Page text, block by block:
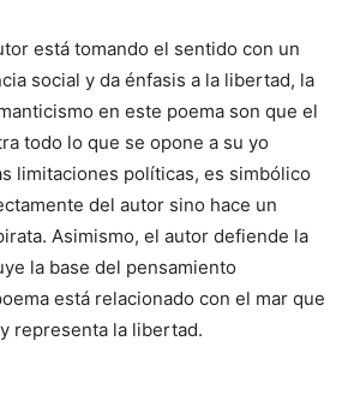
está tomando el sentido con un
social y da énfasis a la libertad, la
en este poema son que el
todo lo que se opone a su yo
limitaciones políticas, es simbólico
del autor sino hace un
Asimismo, el autor defiende la
la base del pensamiento
está relacionado con el mar que
representa la libertad.